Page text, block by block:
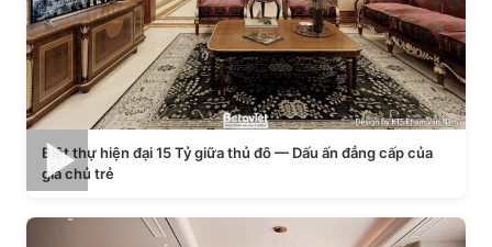
Biệt thự hiện đại 15 Tỷ giữa thủ đô — Dấu ấn đẳng cấp của
gia chủ trẻ